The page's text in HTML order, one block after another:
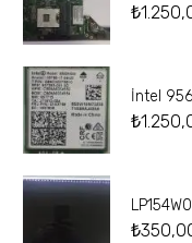
₺
İntel
₺
₺